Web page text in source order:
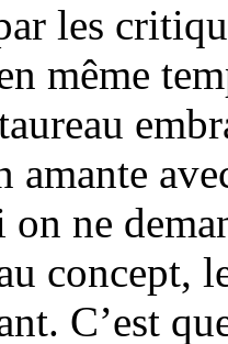
les
même
on ne
concept,
C’est